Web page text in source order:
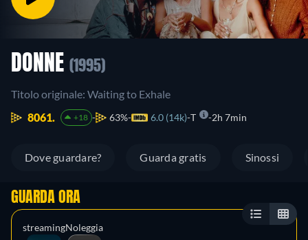
DONNE (1995)
Titolo originale: Waiting to Exhale
8061.
+18 63% 6.0 (14k) T 2h 7min
Dove guardare? Guarda gratis Sinossi
GUARDA ORA
streamingNoleggia